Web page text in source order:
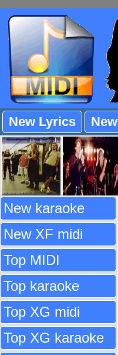
New Lyrics
New karaoke
New XF midi
Top MIDI
Top karaoke
Top XG midi
Top XG karaoke